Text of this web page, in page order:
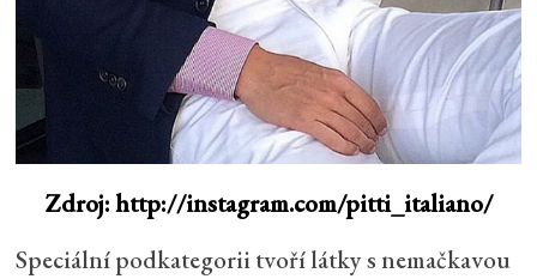
Zdroj: http://instagram.com/pitti_italiano/
Speciální podkategorii tvoří látky s nemačkavou